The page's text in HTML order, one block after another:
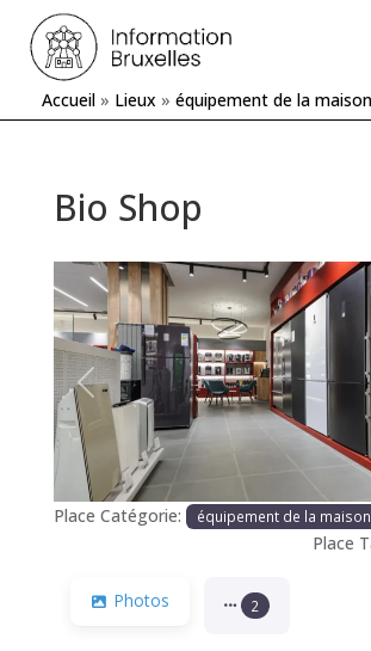
Accueil » Lieux » équipement de la maison
Bio Shop
Précédente
Place Catégorie: équipement de la maison
Place
Photos 2